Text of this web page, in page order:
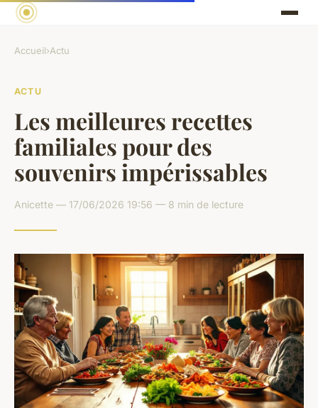
Accueil›Actu
ACTU
Les meilleures recettes
familiales pour des
souvenirs impérissables
Anicette — 17/06/2026 19:56 — 8 min de lecture